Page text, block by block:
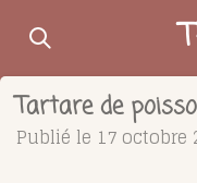
Passer
contenu
principal
Tartare de
Publié le 17 octobre